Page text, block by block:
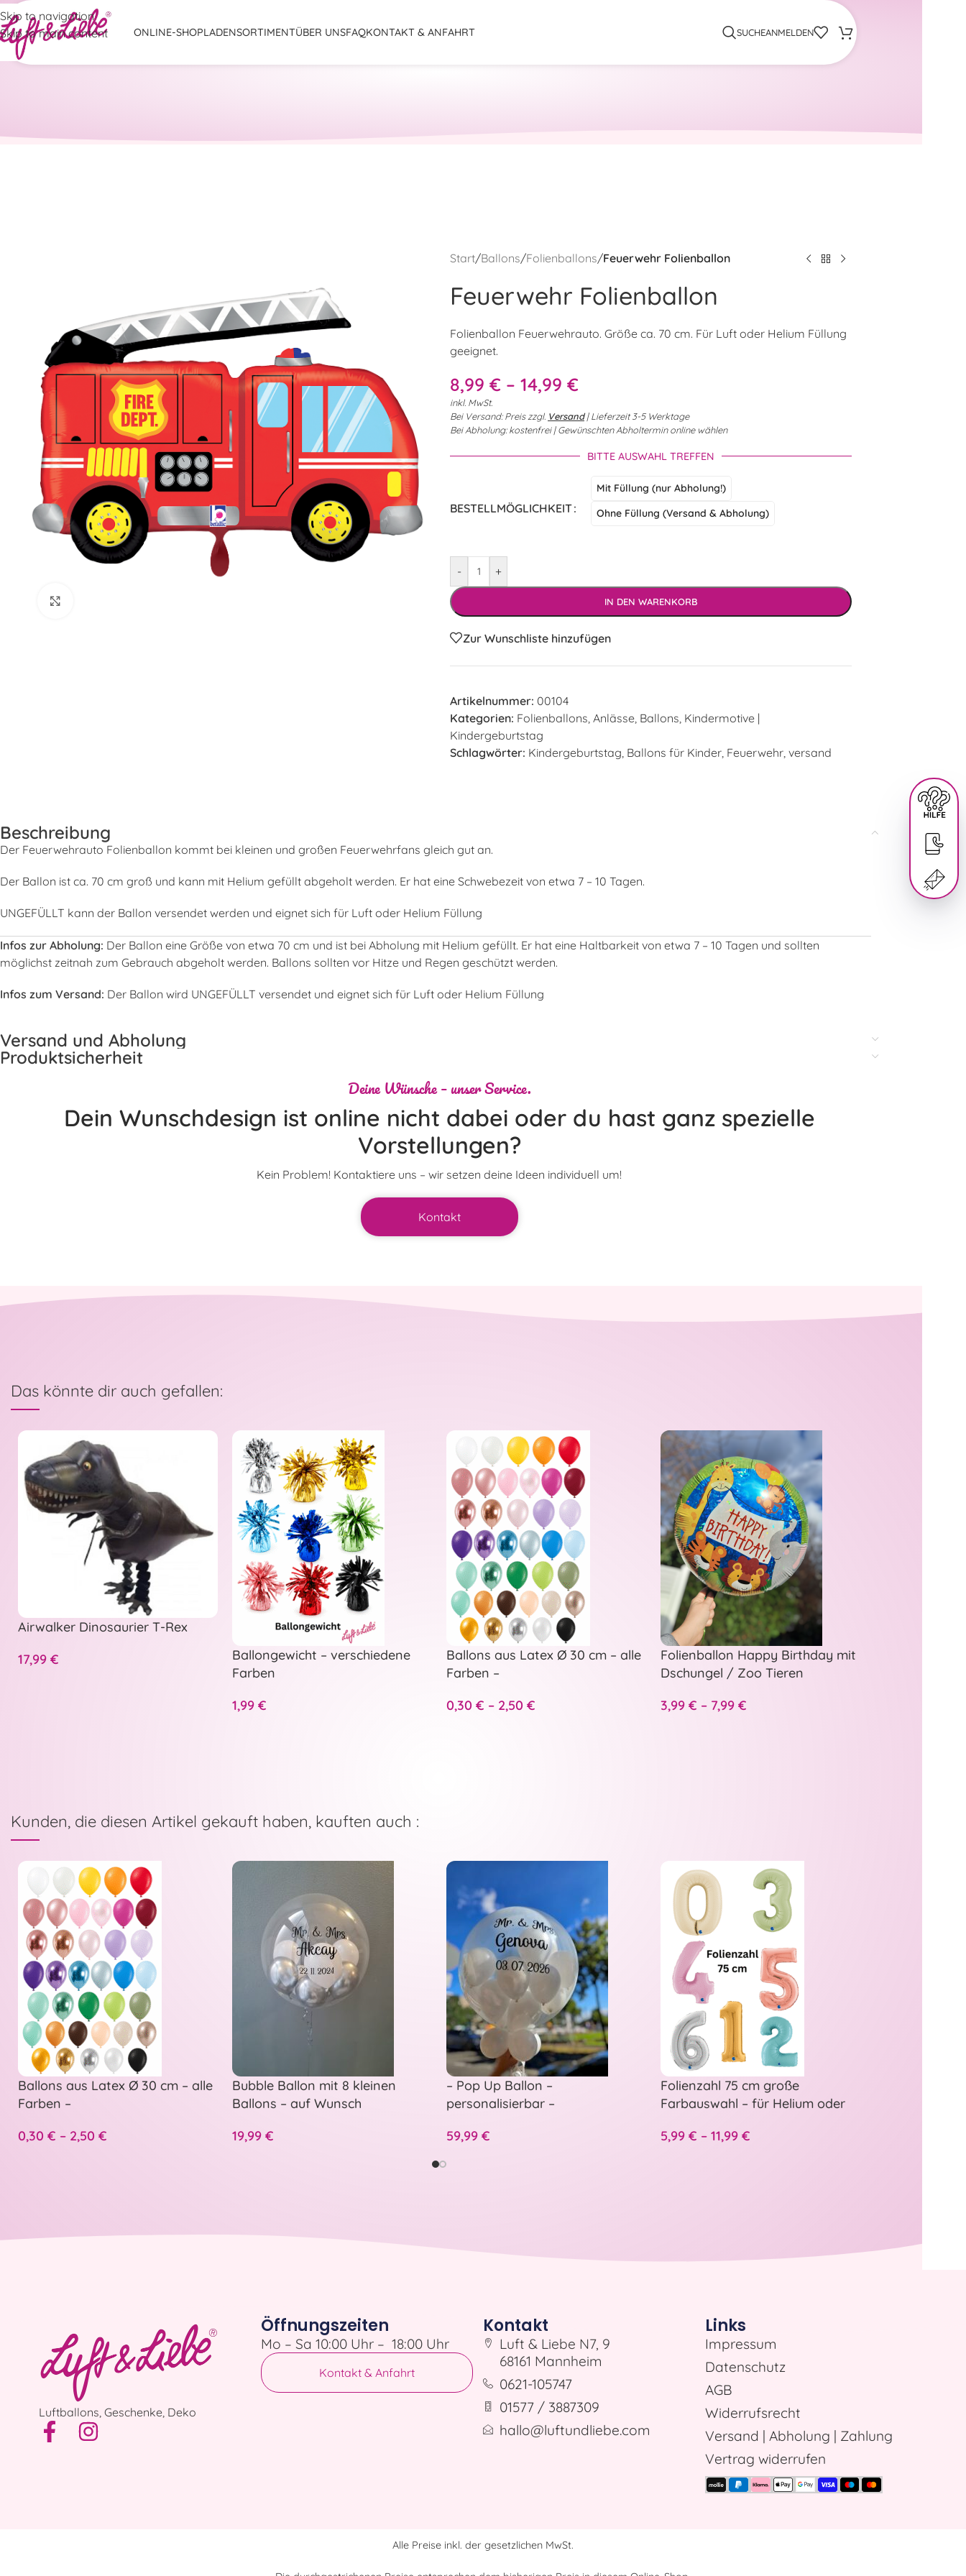
Skip to navigation
Skip to main content
ONLINE-SHOPLADENSORTIMENTÜBER UNSFAQKONTAKT & ANFAHRT SUCHEANMELDEN
Start/Ballons/Folienballons/Feuerwehr Folienballon
Feuerwehr Folienballon
Folienballon Feuerwehrauto. Größe ca. 70 cm. Für Luft oder Helium Füllung
geeignet.
8,99 € – 14,99 €
inkl. MwSt.
Bei Versand: Preis zzgl. Versand| Lieferzeit 3-5 Werktage
Bei Abholung: kostenfrei | Gewünschten Abholtermin online wählen
BITTE AUSWAHL TREFFEN
BESTELLMÖGLICHKEIT
Mit Füllung (nur Abholung!)
Ohne Füllung (Versand & Abholung)
- +
IN DEN WARENKORB
Zur Wunschliste hinzufügen
Artikelnummer: 00104
Kategorien: Folienballons, Anlässe, Ballons, Kindermotive |
Kindergeburtstag
Schlagwörter: Kindergeburtstag, Ballons für Kinder, Feuerwehr, versand
Beschreibung
Der Feuerwehrauto Folienballon kommt bei kleinen und großen Feuerwehrfans gleich gut an.
Der Ballon ist ca. 70 cm groß und kann mit Helium gefüllt abgeholt werden. Er hat eine Schwebezeit von etwa 7 – 10 Tagen.
UNGEFÜLLT kann der Ballon versendet werden und eignet sich für Luft oder Helium Füllung
Infos zur Abholung: Der Ballon eine Größe von etwa 70 cm und ist bei Abholung mit Helium gefüllt. Er hat eine Haltbarkeit von etwa 7 – 10 Tagen und sollten
möglichst zeitnah zum Gebrauch abgeholt werden. Ballons sollten vor Hitze und Regen geschützt werden.
Infos zum Versand: Der Ballon wird UNGEFÜLLT versendet und eignet sich für Luft oder Helium Füllung
Versand und Abholung
Produktsicherheit
Deine Wünsche – unser Service.
Dein Wunschdesign ist online nicht dabei oder du hast ganz spezielle
Vorstellungen?
Kein Problem! Kontaktiere uns – wir setzen deine Ideen individuell um!
Kontakt
Das könnte dir auch gefallen:
Airwalker Dinosaurier T-Rex
17,99 €
Ballongewicht – verschiedene
Farben
1,99 €
Ballons aus Latex Ø 30 cm – alle
Farben –
0,30 € – 2,50 €
Folienballon Happy Birthday mit
Dschungel / Zoo Tieren
3,99 € – 7,99 €
Kunden, die diesen Artikel gekauft haben, kauften auch :
Ballons aus Latex Ø 30 cm – alle
Farben –
0,30 € – 2,50 €
Bubble Ballon mit 8 kleinen
Ballons – auf Wunsch
19,99 €
– Pop Up Ballon –
personalisierbar –
– Standesamt oder Feier
59,99 €
Folienzahl 75 cm große
Farbauswahl – für Helium oder
5,99 € – 11,99 €
Luftballons, Geschenke, Deko
Öffnungszeiten
Mo – Sa 10:00 Uhr – 18:00 Uhr
Kontakt & Anfahrt
Kontakt
Luft & Liebe N7, 9
68161 Mannheim
0621-105747
01577 / 3887309
hallo@luftundliebe.com
Links
Impressum
Datenschutz
AGB
Widerrufsrecht
Versand | Abholung | Zahlung
Vertrag widerrufen
Alle Preise inkl. der gesetzlichen MwSt.